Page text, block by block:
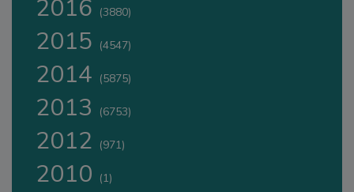
2016 (3880)
2015 (4547)
2014 (5875)
2013 (6753)
2012 (971)
2010 (1)